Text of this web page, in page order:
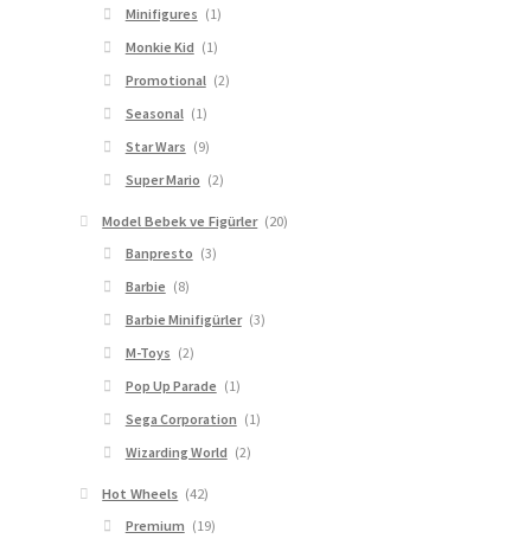
Minifigures (1)
Monkie Kid (1)
Promotional (2)
Seasonal (1)
Star Wars (9)
Super Mario (2)
Model Bebek ve Figürler (20)
Banpresto (3)
Barbie (8)
Barbie Minifigürler (3)
M-Toys (2)
Pop Up Parade (1)
Sega Corporation (1)
Wizarding World (2)
Hot Wheels (42)
Premium (19)